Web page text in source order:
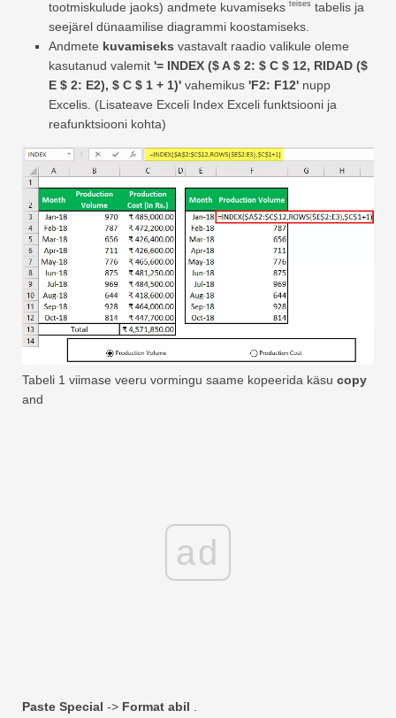
tootmiskulude jaoks) andmete kuvamiseks teises tabelis ja
seejärel dünaamilise diagrammi koostamiseks.
Andmete kuvamiseks vastavalt raadio valikule oleme
kasutanud valemit '= INDEX ($ A $ 2: $ C $ 12, RIDAD ($
E $ 2: E2), $ C $ 1 + 1)' vahemikus 'F2: F12' nupp
Excelis. (Lisateave Exceli Index Exceli funktsiooni ja
reafunktsiooni kohta)
Tabeli 1 viimase veeru vormingu saame kopeerida käsu copy
and
ad
Paste Special -> Format abil